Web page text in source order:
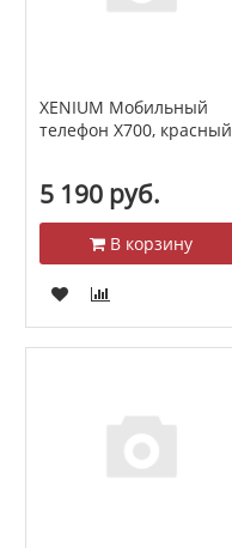
XENIUM Мобильный
телефон Х700, красный
5 190 руб.
В корзину